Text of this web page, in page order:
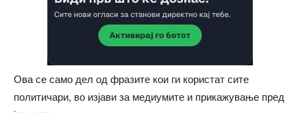
Ова се само дел од фразите кои ги користат сите
политичари, во изјави за медиумите и прикажување пред